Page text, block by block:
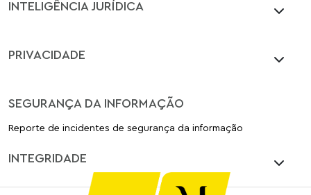
INTELIGÊNCIA JURÍDICA
PRIVACIDADE
SEGURANÇA DA INFORMAÇÃO
Reporte de incidentes de segurança da informação
INTEGRIDADE